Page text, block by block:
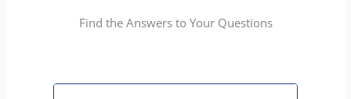
Find the Answers to Your Questions